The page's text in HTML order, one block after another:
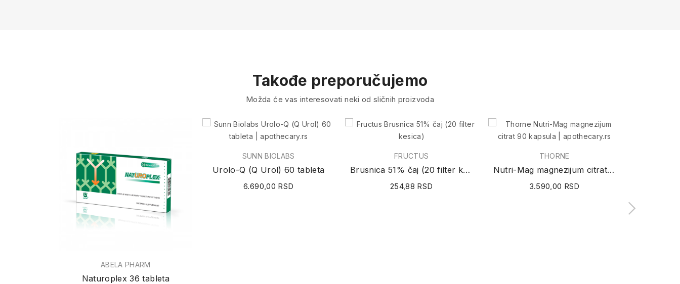
Takođe preporučujemo
Možda će vas interesovati neki od sličnih proizvoda
ABELA PHARM
Naturoplex 36 tableta
SUNN BIOLABS
Urolo-Q (Q Urol) 60 tableta
6.690,00 RSD
FRUCTUS
Brusnica 51% čaj (20 filter kesica)
254,88 RSD
THORNE
Nutri-Mag magnezijum citrat 90 kapsula
3.590,00 RSD